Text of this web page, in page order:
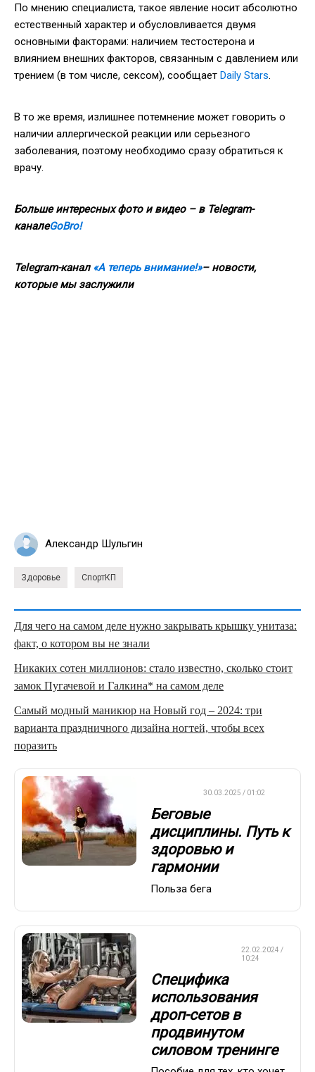
По мнению специалиста, такое явление носит абсолютно
естественный характер и обусловливается двумя
основными факторами: наличием тестостерона и
влиянием внешних факторов, связанным с давлением или
трением (в том числе, сексом), сообщает Daily Stars.
В то же время, излишнее потемнение может говорить о
наличии аллергической реакции или серьезного
заболевания, поэтому необходимо сразу обратиться к
врачу.
Больше интересных фото и видео – в Telegram-
каналеGoBro!
Telegram-канал «А теперь внимание!»– новости,
которые мы заслужили
Александр Шульгин
Здоровье СпортКП
Для чего на самом деле нужно закрывать крышку унитаза:
факт, о котором вы не знали
Никаких сотен миллионов: стало известно, сколько стоит
замок Пугачевой и Галкина* на самом деле
Самый модный маникюр на Новый год – 2024: три
варианта праздничного дизайна ногтей, чтобы всех
поразить
30.03.2025 / 01:02
Беговые
дисциплины. Путь к
здоровью и
гармонии
Польза бега
22.02.2024 /
10:24
Специфика
использования
дроп-сетов в
продвинутом
силовом тренинге